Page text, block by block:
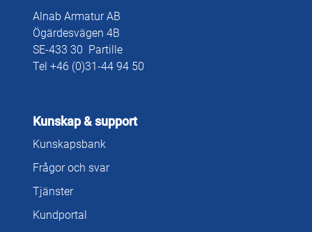
Alnab Armatur AB
Ögärdesvägen 4B
SE-433 30 Partille
Tel +46 (0)31-44 94 50
Kunskap & support
Kunskapsbank
Frågor och svar
Tjänster
Kundportal